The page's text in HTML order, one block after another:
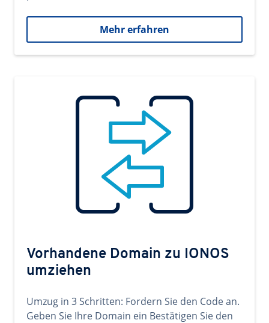
Mehr erfahren
Vorhandene Domain zu IONOS
umziehen
Umzug in 3 Schritten: Fordern Sie den Code an.
Geben Sie Ihre Domain ein Bestätigen Sie den